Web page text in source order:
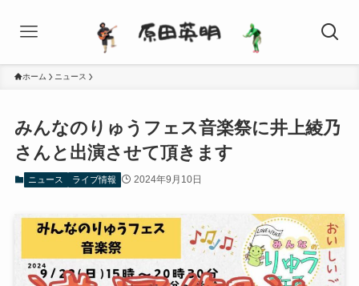
ホーム ニュース
みんなのりゅうフェス音楽祭に井上綾乃
さんと出演させて頂きます
ニュース ライブ情報 2024年9月10日